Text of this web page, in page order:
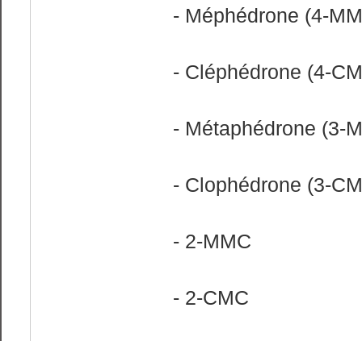
- Méphédrone (4-
- Cléphédrone (4-
- Métaphédrone (3-
- Clophédrone (3-
- 2-MMC
- 2-CMC